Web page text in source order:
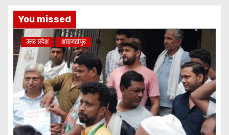
You missed
उत्तर प्रदेश शाहजहांपुर